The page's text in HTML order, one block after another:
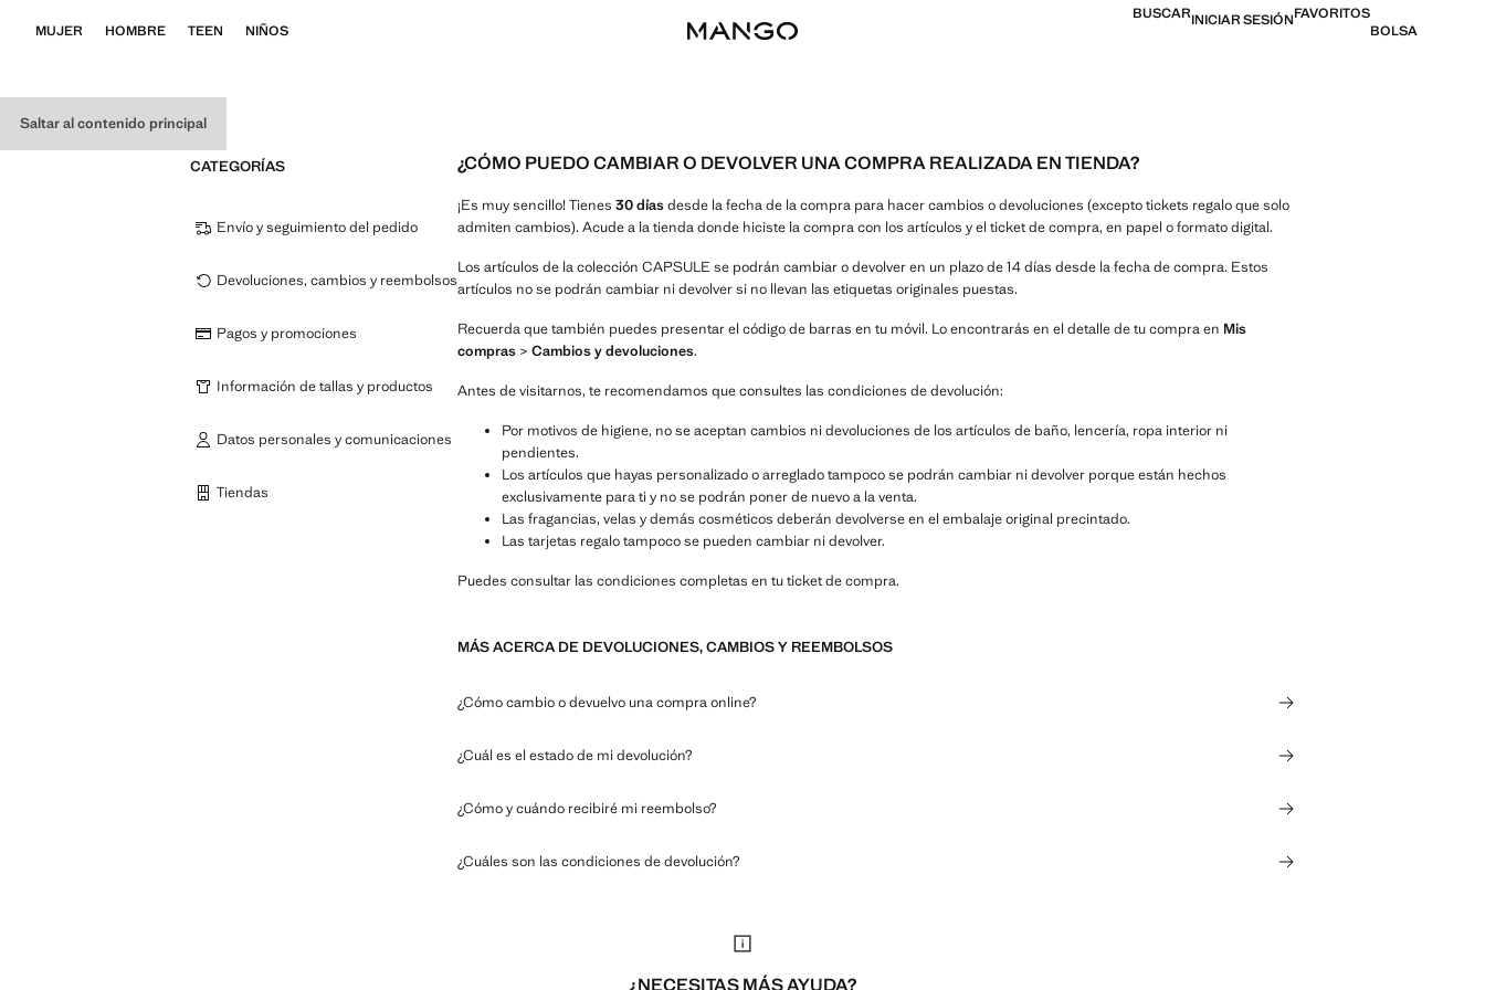
Saltar al contenido principal
MUJER HOMBRE TEEN NIÑOS
BUSCARINICIAR SESIÓNFAVORITOS
BOLSA
¿CÓMO PUEDO CAMBIAR O DEVOLVER UNA COMPRA REALIZADA EN TIENDA?
¡Es muy sencillo! Tienes 30 díasdesde la fecha de la compra para hacer cambios o devoluciones (excepto tickets regalo que solo
admiten cambios). Acude a la tienda donde hiciste la compra con los artículos y el ticket de compra, en papel o formato digital.
Los artículos de la colección CAPSULE se podrán cambiar o devolver en un plazo de 14 días desde la fecha de compra. Estos
artículos no se podrán cambiar ni devolver si no llevan las etiquetas originales puestas.
Recuerda que también puedes presentar el código de barras en tu móvil. Lo encontrarás en el detalle de tu compra en Mis
compras > Cambios y devoluciones.
Antes de visitarnos, te recomendamos que consultes las condiciones de devolución:
Por motivos de higiene, no se aceptan cambios ni devoluciones de los artículos de baño, lencería, ropa interior ni
pendientes.
Los artículos que hayas personalizado o arreglado tampoco se podrán cambiar ni devolver porque están hechos
exclusivamente para ti y no se podrán poner de nuevo a la venta.
Las fragancias, velas y demás cosméticos deberán devolverse en el embalaje original precintado.
Las tarjetas regalo tampoco se pueden cambiar ni devolver.
Puedes consultar las condiciones completas en tu ticket de compra.
MÁS ACERCA DE DEVOLUCIONES, CAMBIOS Y REEMBOLSOS
¿Cómo cambio o devuelvo una compra online?
¿Cuál es el estado de mi devolución?
¿Cómo y cuándo recibiré mi reembolso?
¿Cuáles son las condiciones de devolución?
CATEGORÍAS
Envío y seguimiento del pedido
Devoluciones, cambios y reembolsos
Pagos y promociones
Información de tallas y productos
Datos personales y comunicaciones
Tiendas
¿NECESITAS MÁS AYUDA?